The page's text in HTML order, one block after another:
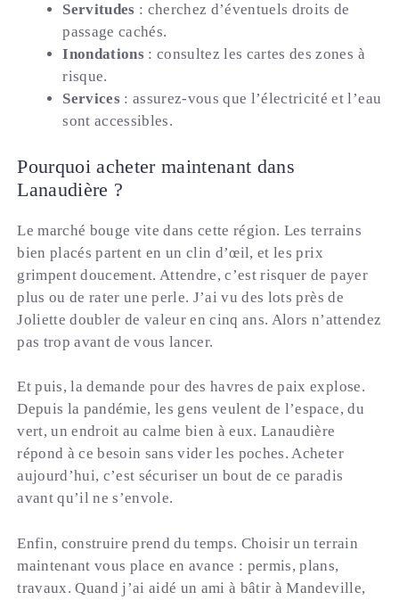
Servitudes : cherchez d’éventuels droits de
passage cachés.
Inondations : consultez les cartes des zones à
risque.
Services : assurez-vous que l’électricité et l’eau
sont accessibles.
Pourquoi acheter maintenant dans
Lanaudière ?
Le marché bouge vite dans cette région. Les terrains
bien placés partent en un clin d’œil, et les prix
grimpent doucement. Attendre, c’est risquer de payer
plus ou de rater une perle. J’ai vu des lots près de
Joliette doubler de valeur en cinq ans. Alors n’attendez
pas trop avant de vous lancer.
Et puis, la demande pour des havres de paix explose.
Depuis la pandémie, les gens veulent de l’espace, du
vert, un endroit au calme bien à eux. Lanaudière
répond à ce besoin sans vider les poches. Acheter
aujourd’hui, c’est sécuriser un bout de ce paradis
avant qu’il ne s’envole.
Enfin, construire prend du temps. Choisir un terrain
maintenant vous place en avance : permis, plans,
travaux. Quand j’ai aidé un ami à bâtir à Mandeville,